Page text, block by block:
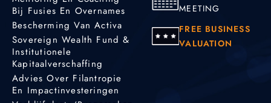
Bij Fusies En Overnames
Bescherming Van Activa
Sovereign Wealth Fund &
Institutionele
Kapitaalverschaffing
Advies Over Filantropie
En Impactinvesteringen
MEETING
FREE BUSINESS
VALUATION